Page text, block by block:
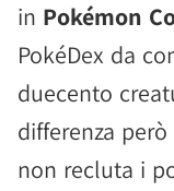
in Pokémon
PokéDex da
duecento
differenza
non recluta i